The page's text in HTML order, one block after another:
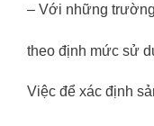
– Với những
theo định mức sử
Việc để xác định